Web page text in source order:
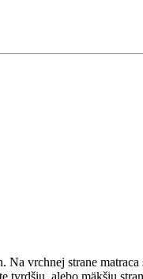
vrchnej strane
alebo mäkšiu